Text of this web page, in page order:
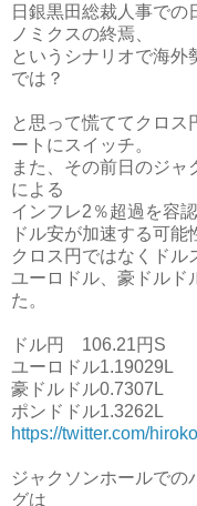
日銀黒田総裁人事での
ノミクスの終焉、
というシナリオで海
では？
と思って慌ててクロス
ートにスイッチ。
また、その前日のジ
による
インフレ2％超過を容
ドル安が加速する可能
クロス円ではなくドル
ユーロドル、豪ドルド
た。
ドル円 106.21円S
ユーロドル1.19029L
豪ドルドル0.7307L
ポンドドル1.3262L
https://twitter.com/
ジャクソンホールでの
グは